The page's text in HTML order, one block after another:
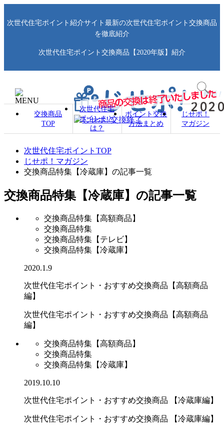
次世代住宅ポイント紹介サイト最新の次世代住宅ポイント交換商品
を徹底紹介
次世代住宅ポイント交換商品【2020年版】紹介
交換商品
TOP
次世代住宅
ポイントと
は？
ポイント交換
方法まとめ
じせポ！
マガジン
次世代住宅ポイントTOP
じせポ！マガジン
交換商品特集【冷蔵庫】の記事一覧
交換商品特集【冷蔵庫】の記事一覧
交換商品特集【高額商品】
交換商品特集
交換商品特集【テレビ】
交換商品特集【冷蔵庫】
2020.1.9
次世代住宅ポイント・おすすめ交換商品【高額商品
編】
次世代住宅ポイント・おすすめ交換商品【高額商品
編】
交換商品特集【高額商品】
交換商品特集
交換商品特集【冷蔵庫】
2019.10.10
次世代住宅ポイント・おすすめ交換商品 【冷蔵庫編】
次世代住宅ポイント・おすすめ交換商品 【冷蔵庫編】